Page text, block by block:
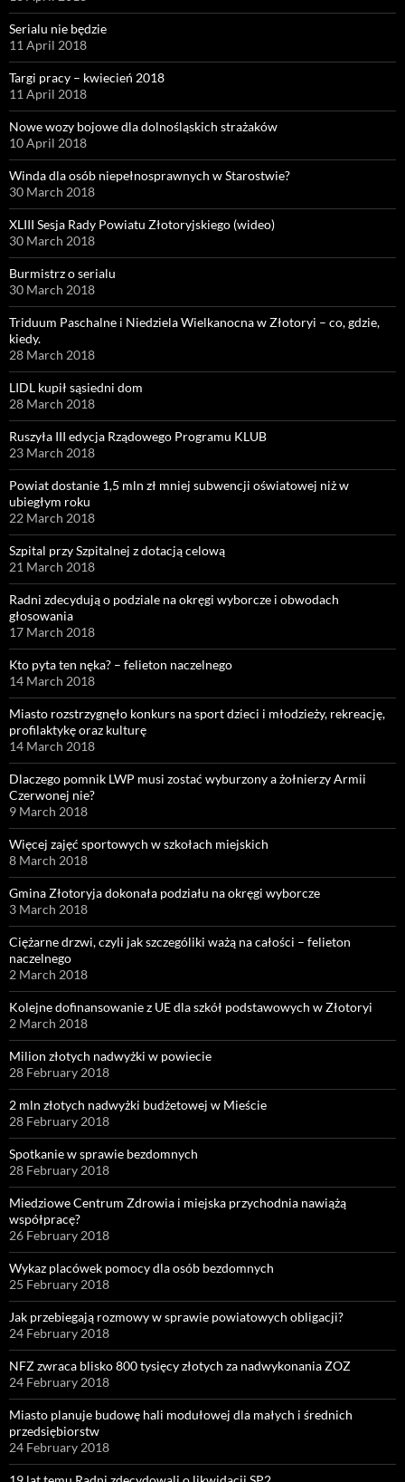
Serialu nie będzie
11 April 2018
Targi pracy – kwiecień 2018
11 April 2018
Nowe wozy bojowe dla dolnośląskich strażaków
10 April 2018
Winda dla osób niepełnosprawnych w Starostwie?
30 March 2018
XLIII Sesja Rady Powiatu Złotoryjskiego (wideo)
30 March 2018
Burmistrz o serialu
30 March 2018
Triduum Paschalne i Niedziela Wielkanocna w Złotoryi – co, gdzie,
kiedy.
28 March 2018
LIDL kupił sąsiedni dom
28 March 2018
Ruszyła III edycja Rządowego Programu KLUB
23 March 2018
Powiat dostanie 1,5 mln zł mniej subwencji oświatowej niż w
ubiegłym roku
22 March 2018
Szpital przy Szpitalnej z dotacją celową
21 March 2018
Radni zdecydują o podziale na okręgi wyborcze i obwodach
głosowania
17 March 2018
Kto pyta ten nęka? – felieton naczelnego
14 March 2018
Miasto rozstrzygnęło konkurs na sport dzieci i młodzieży, rekreację,
profilaktykę oraz kulturę
14 March 2018
Dlaczego pomnik LWP musi zostać wyburzony a żołnierzy Armii
Czerwonej nie?
9 March 2018
Więcej zajęć sportowych w szkołach miejskich
8 March 2018
Gmina Złotoryja dokonała podziału na okręgi wyborcze
3 March 2018
Ciężarne drzwi, czyli jak szczególiki ważą na całości – felieton
naczelnego
2 March 2018
Kolejne dofinansowanie z UE dla szkół podstawowych w Złotoryi
2 March 2018
Milion złotych nadwyżki w powiecie
28 February 2018
2 mln złotych nadwyżki budżetowej w Mieście
28 February 2018
Spotkanie w sprawie bezdomnych
28 February 2018
Miedziowe Centrum Zdrowia i miejska przychodnia nawiążą
współpracę?
26 February 2018
Wykaz placówek pomocy dla osób bezdomnych
25 February 2018
Jak przebiegają rozmowy w sprawie powiatowych obligacji?
24 February 2018
NFZ zwraca blisko 800 tysięcy złotych za nadwykonania ZOZ
24 February 2018
Miasto planuje budowę hali modułowej dla małych i średnich
przedsiębiorstw
24 February 2018